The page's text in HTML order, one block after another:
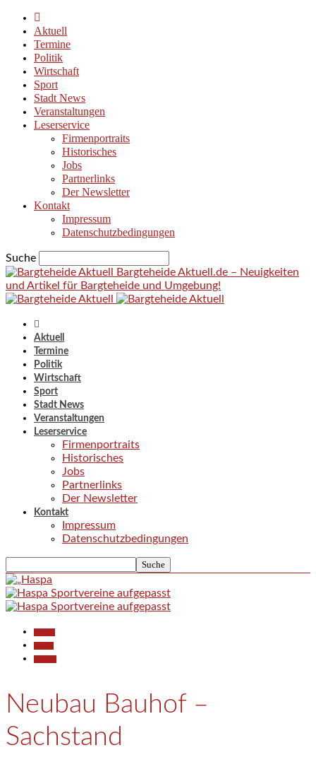
Aktuell
Termine
Politik
Wirtschaft
Sport
Stadt News
Veranstaltungen
Leserservice
Firmenportraits
Historisches
Jobs
Partnerlinks
Der Newsletter
Kontakt
Impressum
Datenschutzbedingungen
Suche
Bargteheide Aktuell.de – Neuigkeiten
und Artikel für Bargteheide und Umgebung!
Aktuell
Termine
Politik
Wirtschaft
Sport
Stadt News
Veranstaltungen
Leserservice
Firmenportraits
Historisches
Jobs
Partnerlinks
Der Newsletter
Kontakt
Impressum
Datenschutzbedingungen
Neubau Bauhof –
Sachstand